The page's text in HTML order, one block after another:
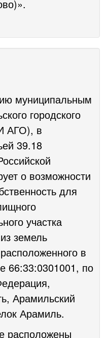
муниципальным
городского
АГО), в
39.18
о возможности
для
участка
земель
в
66:33:0301001, по
Арамильский
Арамиль.
расположены